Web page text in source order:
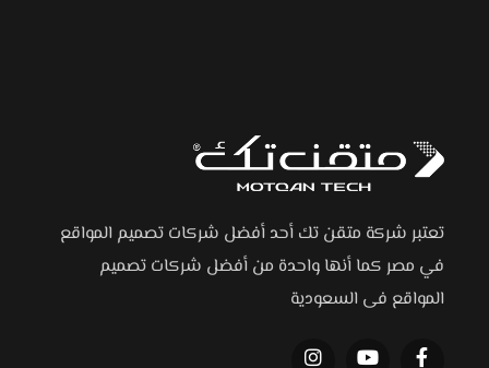
تعتبر شركة متقن تك أحد أفضل شركات تصميم المواقع
في مصر كما أنها واحدة من أفضل شركات تصميم
المواقع فى السعودية